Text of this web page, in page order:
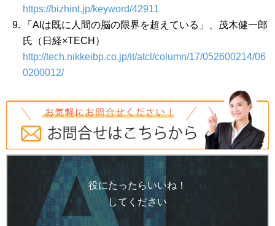
https://bizhint.jp/keyword/42911
「AIは既に人間の脳の限界を超えている」、茂木健一郎
氏（日経×TECH）
http://tech.nikkeibp.co.jp/it/atcl/column/17/052600214/06
0200012/
役にたったらいいね！
してください